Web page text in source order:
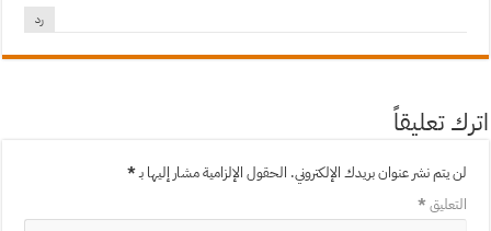
رد
اترك تعليقاً
لن يتم نشر عنوان بريدك الإلكتروني. الحقول الإلزامية مشار إليها بـ*
التعليق*